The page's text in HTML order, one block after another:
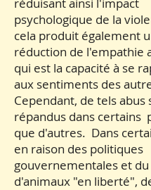
psychologique de la
cela produit également
réduction de l'empathie
qui est la capacité à se
aux sentiments des
Cependant, de tels abus
répandus dans certains
que d'autres. Dans
en raison des politiques
gouvernementales et
d'animaux "en liberté",